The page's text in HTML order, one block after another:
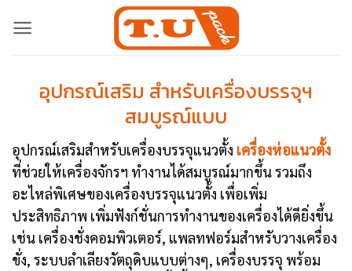
อุปกรณ์เสริม สำหรับเครื่องบรรจุฯ
สมบูรณ์แบบ
อุปกรณ์เสริมสำหรับเครื่องบรรจุแนวตั้ง เครื่องห่อแนวตั้ง
ที่ช่วยให้เครื่องจักรฯ ทำงานได้สมบูรณ์มากขึ้น รวมถึง
อะไหล่พิเศษของเครื่องบรรจุแนวตั้ง เพื่อเพิ่ม
ประสิทธิภาพ เพิ่มฟังก์ชั่นการทำงานของเครื่องได้ดียิ่งขึ้น
เช่น เครื่องชั่งคอมพิวเตอร์, แพลทฟอร์มสำหรับวางเครื่อง
ขั่ง, ระบบลำเลียงวัตถุดิบแบบต่างๆ, เครื่องบรรจุ พร้อม